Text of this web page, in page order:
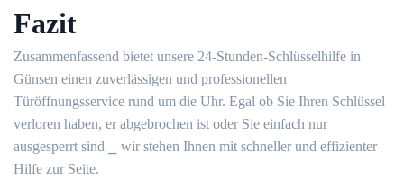
Fazit
Zusammenfassend bietet unsere 24-Stunden-Schlüsselhilfe in
Günsen einen zuverlässigen und professionellen
Türöffnungsservice rund um die Uhr.​ Egal ob Sie Ihren Schlüssel
verloren haben, er abgebrochen ist oder Sie einfach nur
ausgesperrt sind ⎯ wir stehen Ihnen mit schneller und effizienter
Hilfe zur Seite.​